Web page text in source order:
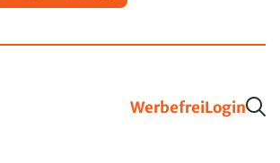
WerbefreiLogin